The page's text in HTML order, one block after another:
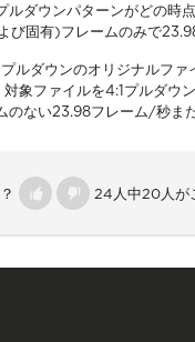
ダウンパターンがどの時
び固有)フレームのみで
ルダウンのオリジナルフ
象ファイルを4:1プルダウ
のない23.98フレーム/秒ま
24人中20人が